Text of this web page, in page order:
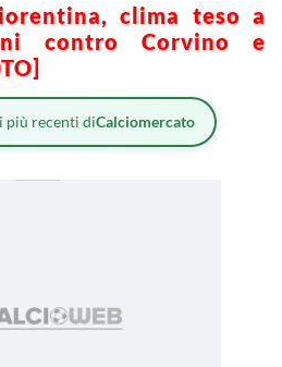
clima teso a
contro Corvino e
più recenti diCalciomercato